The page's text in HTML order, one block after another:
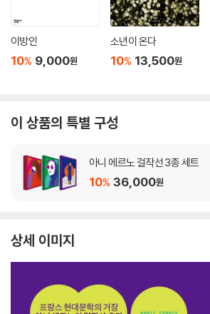
이방인
10% 9,000원
소년이 온다
10% 13,500원
이 상품의 특별 구성
아니 에르노 걸작선 3종 세트
10% 36,000원
상세 이미지